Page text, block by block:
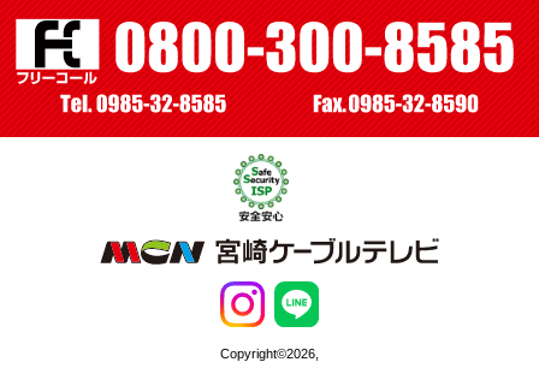
Copyright©2026,